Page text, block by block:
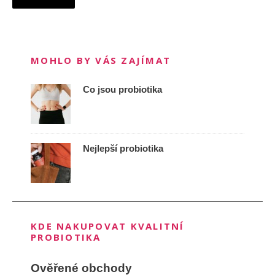
MOHLO BY VÁS ZAJÍMAT
Co jsou probiotika
Nejlepší probiotika
KDE NAKUPOVAT KVALITNÍ
PROBIOTIKA
Ověřené obchody